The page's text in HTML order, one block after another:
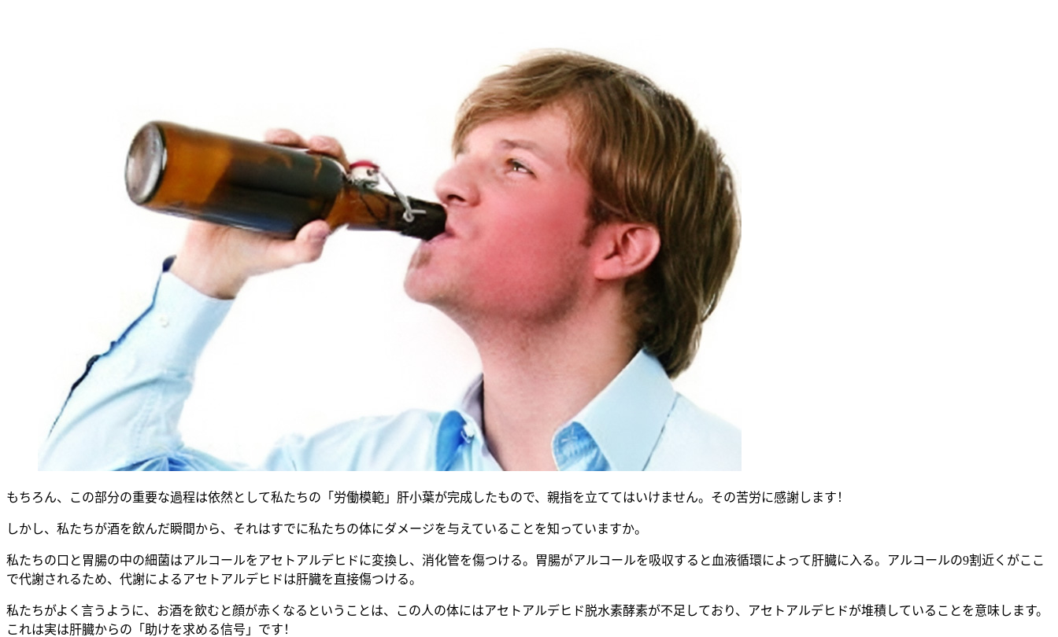
もちろん、この部分の重要な過程は依然として私たちの「労働模範」肝小葉が完成したもので、親指を立ててはいけません。その苦労に感謝します！
しかし、私たちが酒を飲んだ瞬間から、それはすでに私たちの体にダメージを与えていることを知っていますか。
私たちの口と胃腸の中の細菌はアルコールをアセトアルデヒドに変換し、消化管を傷つける。胃腸がアルコールを吸収すると血液循環によって肝臓に入る。アルコールの9割近くがここ
で代謝されるため、代謝によるアセトアルデヒドは肝臓を直接傷つける。
私たちがよく言うように、お酒を飲むと顔が赤くなるということは、この人の体にはアセトアルデヒド脱水素酵素が不足しており、アセトアルデヒドが堆積していることを意味します。
これは実は肝臓からの「助けを求める信号」です！